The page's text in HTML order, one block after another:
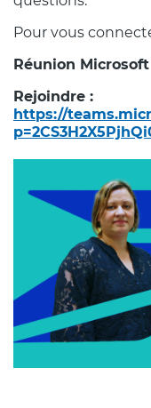
Pour vous
Réunion
Rejoindre :
https://